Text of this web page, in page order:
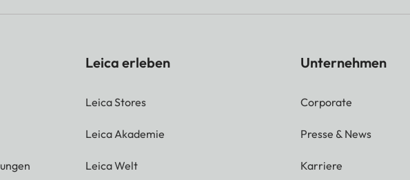
Leica erleben
Leica Stores
Leica Akademie
Leica Welt
Unternehmen
Corporate
Presse & News
Karriere